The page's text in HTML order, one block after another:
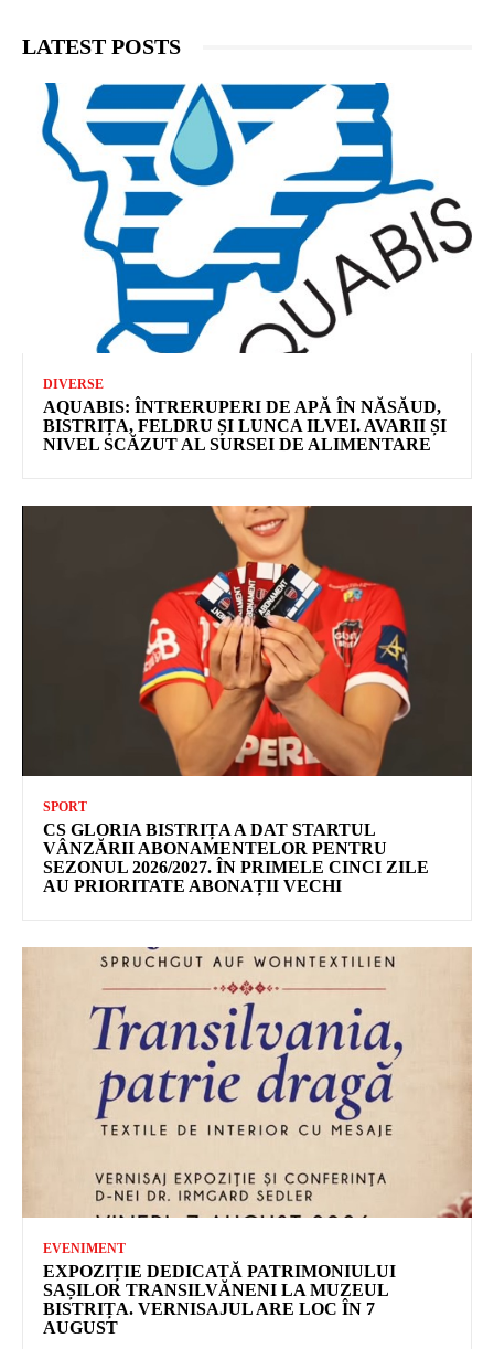
LATEST POSTS
DIVERSE
AQUABIS: ÎNTRERUPERI DE APĂ ÎN NĂSĂUD,
BISTRIȚA, FELDRU ȘI LUNCA ILVEI. AVARII ȘI
NIVEL SCĂZUT AL SURSEI DE ALIMENTARE
SPORT
CS GLORIA BISTRIȚA A DAT STARTUL
VÂNZĂRII ABONAMENTELOR PENTRU
SEZONUL 2026/2027. ÎN PRIMELE CINCI ZILE
AU PRIORITATE ABONAȚII VECHI
EVENIMENT
EXPOZIȚIE DEDICATĂ PATRIMONIULUI
SAȘILOR TRANSILVĂNENI LA MUZEUL
BISTRIȚA. VERNISAJUL ARE LOC ÎN 7
AUGUST